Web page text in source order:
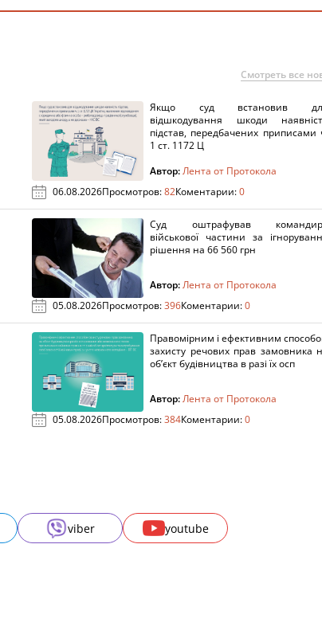
Смотреть все
Якщо суд встановив
відшкодування шкоди
підстав, передбачених приписами
1 ст. 1172 Ц
Автор:Лента от Протокола
06.08.2026Просмотров:82Коментарии:0
Суд оштрафував
військової частини за
рішення на 66 560 грн
Автор:Лента от Протокола
05.08.2026Просмотров:396Коментарии:0
Правомірним і ефективним
захисту речових прав замовника
об’єкт будівництва в разі їх осп
Автор:Лента от Протокола
05.08.2026Просмотров:384Коментарии:0
viber youtube